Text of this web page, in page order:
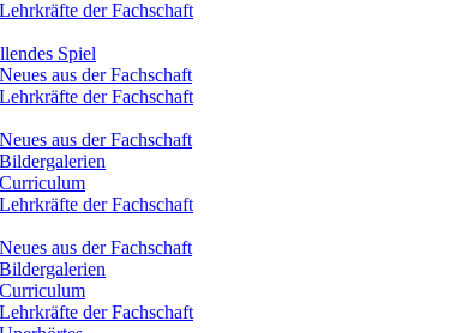
Lehrkräfte der Fachschaft
Spiel
Neues aus der Fachschaft
Lehrkräfte der Fachschaft
Neues aus der Fachschaft
Bildergalerien
Curriculum
Lehrkräfte der Fachschaft
Neues aus der Fachschaft
Bildergalerien
Curriculum
Lehrkräfte der Fachschaft